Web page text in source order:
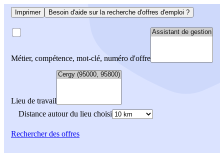
Imprimer Besoin d'aide sur la recherche d'offres d'emploi ?
Métier, compétence, mot-clé, numéro d'offre
Lieu de travail
Distance autour du lieu choisi
Rechercherdes offres